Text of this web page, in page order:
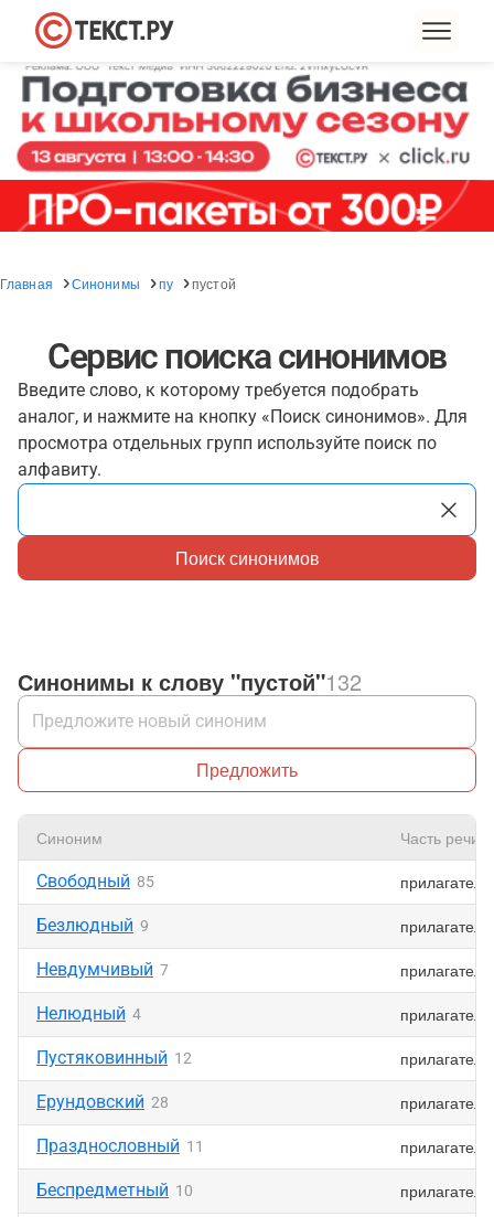
Главная Синонимы пу пустой
Сервис поиска синонимов
Введите слово, к которому требуется подобрать
аналог, и нажмите на кнопку «Поиск синонимов». Для
просмотра отдельных групп используйте поиск по
алфавиту.
Поиск синонимов
Синонимы к слову "пустой"132
Предложить
Синоним Часть речи
Свободный 85
Безлюдный 9
Невдумчивый 7
Нелюдный 4
Пустяковинный 12
Ерундовский 28
Празднословный 11
Беспредметный 10